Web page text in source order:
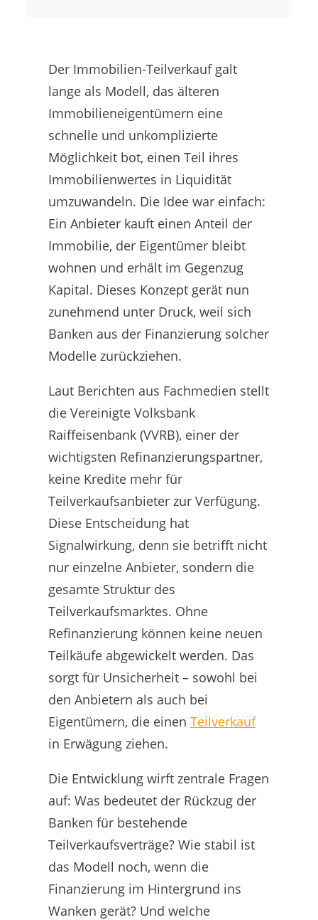
Der Immobilien-Teilverkauf galt
lange als Modell, das älteren
Immobilieneigentümern eine
schnelle und unkomplizierte
Möglichkeit bot, einen Teil ihres
Immobilienwertes in Liquidität
umzuwandeln. Die Idee war einfach:
Ein Anbieter kauft einen Anteil der
Immobilie, der Eigentümer bleibt
wohnen und erhält im Gegenzug
Kapital. Dieses Konzept gerät nun
zunehmend unter Druck, weil sich
Banken aus der Finanzierung solcher
Modelle zurückziehen.
Laut Berichten aus Fachmedien stellt
die Vereinigte Volksbank
Raiffeisenbank (VVRB), einer der
wichtigsten Refinanzierungspartner,
keine Kredite mehr für
Teilverkaufsanbieter zur Verfügung.
Diese Entscheidung hat
Signalwirkung, denn sie betrifft nicht
nur einzelne Anbieter, sondern die
gesamte Struktur des
Teilverkaufsmarktes. Ohne
Refinanzierung können keine neuen
Teilkäufe abgewickelt werden. Das
sorgt für Unsicherheit – sowohl bei
den Anbietern als auch bei
Eigentümern, die einen Teilverkauf
in Erwägung ziehen.
Die Entwicklung wirft zentrale Fragen
auf: Was bedeutet der Rückzug der
Banken für bestehende
Teilverkaufsverträge? Wie stabil ist
das Modell noch, wenn die
Finanzierung im Hintergrund ins
Wanken gerät? Und welche